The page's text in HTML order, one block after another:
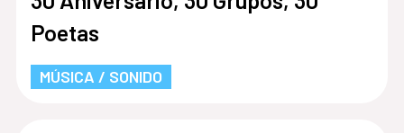
Poetas
MÚSICA / SONIDO